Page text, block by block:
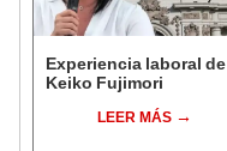
Experiencia laboral de
Keiko Fujimori
LEER MÁS